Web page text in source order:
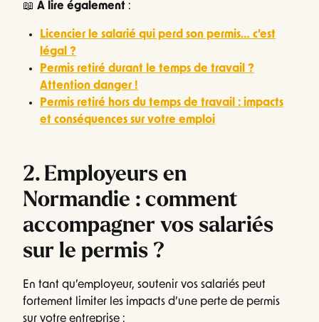
📖 À lire également :
Licencier le salarié qui perd son permis… c’est
légal ?
Permis retiré durant le temps de travail ?
Attention danger !
Permis retiré hors du temps de travail : impacts
et conséquences sur votre emploi
2. Employeurs en
Normandie : comment
accompagner vos salariés
sur le permis ?
En tant qu’employeur, soutenir vos salariés peut
fortement limiter les impacts d’une perte de permis
sur votre entreprise :